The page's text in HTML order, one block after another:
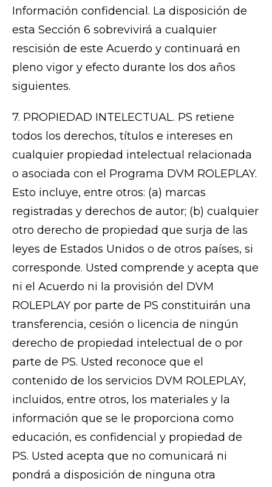
Información confidencial. La disposición de
esta Sección 6 sobrevivirá a cualquier
rescisión de este Acuerdo y continuará en
pleno vigor y efecto durante los dos años
siguientes.
7. PROPIEDAD INTELECTUAL. PS retiene
todos los derechos, títulos e intereses en
cualquier propiedad intelectual relacionada
o asociada con el Programa DVM ROLEPLAY.
Esto incluye, entre otros: (a) marcas
registradas y derechos de autor; (b) cualquier
otro derecho de propiedad que surja de las
leyes de Estados Unidos o de otros países, si
corresponde. Usted comprende y acepta que
ni el Acuerdo ni la provisión del DVM
ROLEPLAY por parte de PS constituirán una
transferencia, cesión o licencia de ningún
derecho de propiedad intelectual de o por
parte de PS. Usted reconoce que el
contenido de los servicios DVM ROLEPLAY,
incluidos, entre otros, los materiales y la
información que se le proporciona como
educación, es confidencial y propiedad de
PS. Usted acepta que no comunicará ni
pondrá a disposición de ninguna otra